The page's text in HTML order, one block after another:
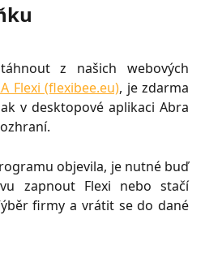
z našich webových
Flexi (flexibee.eu), je zdarma
v desktopové aplikaci Abra
objevila, je nutné buď
zapnout Flexi nebo stačí
firmy a vrátit se do dané